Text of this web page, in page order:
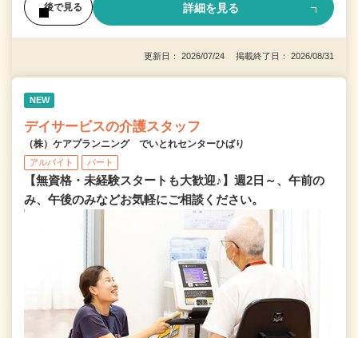
後で見る 詳細を見る
更新日： 2026/07/24 掲載終了日： 2026/08/31
NEW
デイサービスの介護スタッフ
（株）ケアプランニング でいとれセンターひばり
アルバイト パート
【無資格・未経験スタートも大歓迎♪】週2日～、午前の
み、午後のみなどお気軽にご相談ください。